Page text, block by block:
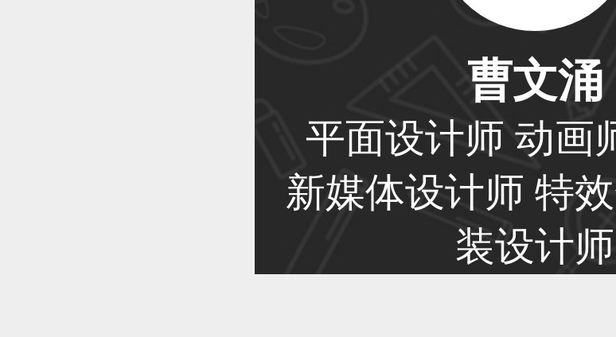
恭喜133****6466用
恭喜131****1475用
恭喜133****8874用
曹文涌
平面设计师 动画
新媒体设计师 特
装设计师